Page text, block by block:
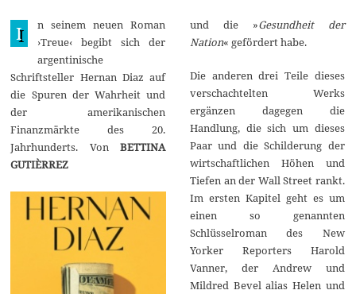
t
b
r
0
2
I
n seinem neuen Roman
›Treue‹ begibt sich der
argentinische
Schriftsteller Hernan Diaz auf
die Spuren der Wahrheit und
der amerikanischen
Finanzmärkte des 20.
Jahrhunderts. VonBETTINA
GUTIÈRREZ
und die »Gesundheit der
Nation« gefördert habe.
Die anderen drei Teile dieses
verschachtelten Werks
ergänzen dagegen die
Handlung, die sich um dieses
Paar und die Schilderung der
wirtschaftlichen Höhen und
Tiefen an der Wall Street rankt.
Im ersten Kapitel geht es um
einen so genannten
Schlüsselroman des New
Yorker Reporters Harold
Vanner, der Andrew und
Mildred Bevel alias Helen und